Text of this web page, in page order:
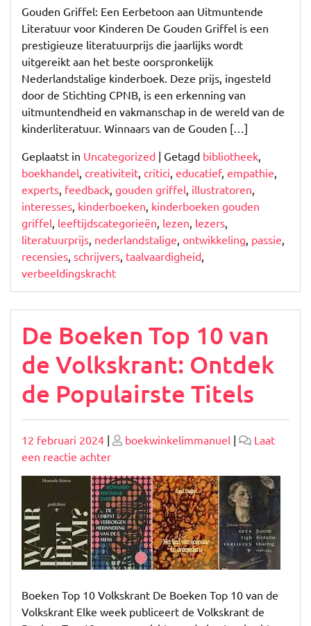
Gouden
Griffel
Gouden Griffel: Een Eerbetoon aan Uitmuntende
Literatuur voor Kinderen De Gouden Griffel is een
prestigieuze literatuurprijs die jaarlijks wordt
uitgereikt aan het beste oorspronkelijk
Nederlandstalige kinderboek. Deze prijs, ingesteld
door de Stichting CPNB, is een erkenning van
uitmuntendheid en vakmanschap in de wereld van de
kinderliteratuur. Winnaars van de Gouden […]
Geplaatst in Uncategorized | Getagd bibliotheek
boekhandel creativiteit critici educatief, empathie
experts feedback gouden griffel illustratoren
interesses kinderboeken kinderboeken gouden
griffel leeftijdscategorieën lezen lezers
literatuurprijs nederlandstalige ontwikkeling passie
recensies schrijvers taalvaardigheid
verbeeldingskracht
De Boeken Top 10 van
de Volkskrant: Ontdek
de Populairste Titels
Geplaatst
op
12 februari 2024 | Geplaatst
boekwinkelimmanuel |
Laat
een reactie achterop
Boeken
Top
10
van
de
Volkskrant:
Ontdek
de
Populairste
Boeken Top 10 Volkskrant De Boeken Top 10 van de
Volkskrant Elke week publiceert de Volkskrant de